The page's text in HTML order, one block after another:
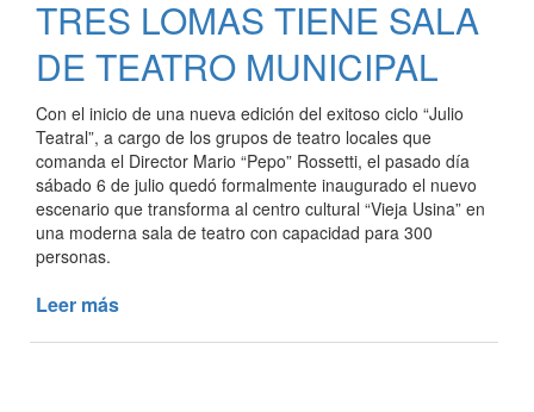
9
DE
JULIO
LA
INAUGURACIÓN
DEL
MONUMENTO
A
TRES LOMAS TIENE SALA
DE TEATRO MUNICIPAL
Con el inicio de una nueva edición del exitoso ciclo “Julio
Teatral”, a cargo de los grupos de teatro locales que
comanda el Director Mario “Pepo” Rossetti, el pasado día
sábado 6 de julio quedó formalmente inaugurado el nuevo
escenario que transforma al centro cultural “Vieja Usina” en
una moderna sala de teatro con capacidad para 300
personas.
Leer más